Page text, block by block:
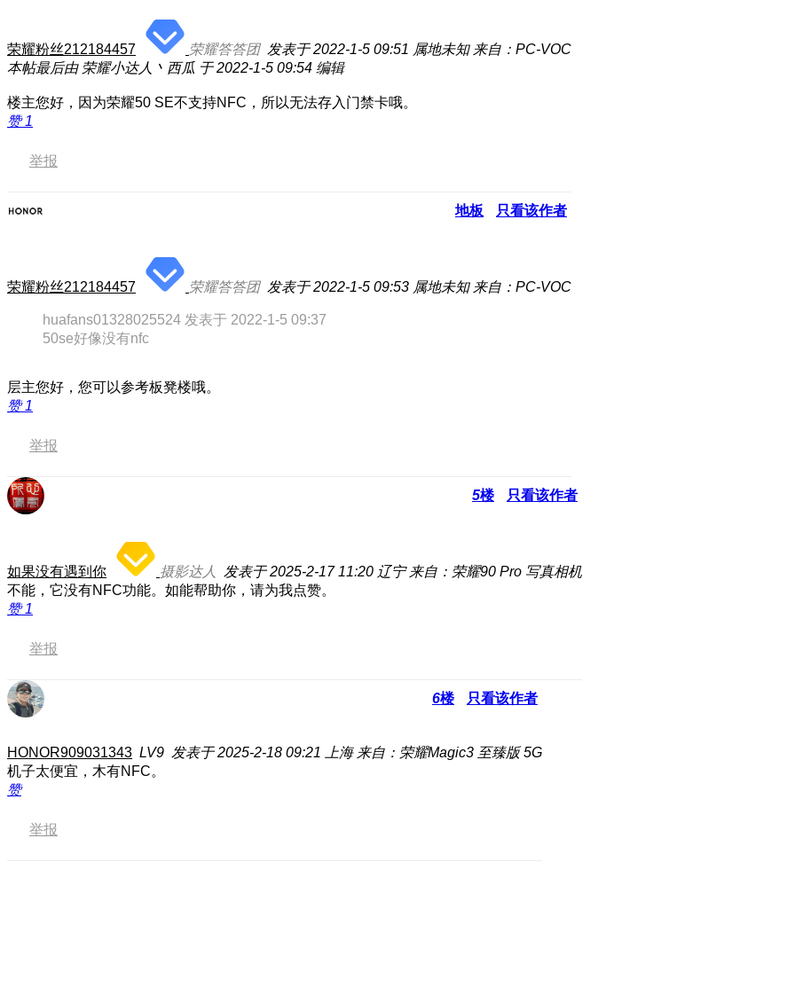
荣耀粉丝212184457 荣耀答答团 发表于 2022-1-5 09:51 属地未知 来自：PC-VOC
本帖最后由 荣耀小达人丶西瓜 于 2022-1-5 09:54 编辑
楼主您好，因为荣耀50 SE不支持NFC，所以无法存入门禁卡哦。
赞1
举报
地板 只看该作者
荣耀粉丝212184457 荣耀答答团 发表于 2022-1-5 09:53 属地未知 来自：PC-VOC
huafans01328025524 发表于 2022-1-5 09:37
50se好像没有nfc
层主您好，您可以参考板凳楼哦。
赞1
举报
5楼 只看该作者
如果没有遇到你 摄影达人 发表于 2025-2-17 11:20 辽宁 来自：荣耀90 Pro 写真相机
不能，它没有NFC功能。如能帮助你，请为我点赞。
赞1
举报
6楼 只看该作者
HONOR909031343 LV9 发表于 2025-2-18 09:21 上海 来自：荣耀Magic3 至臻版 5G
机子太便宜，木有NFC。
赞
举报